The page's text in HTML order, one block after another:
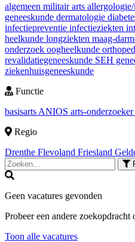
algemeen militair arts
geneeskunde dermatologie
infectiepreventie infectieziekten
heelkunde longziekten maag-
onderzoek oogheelkunde
revalidatiegeneeskunde SEH
ziekenhuisgeneeskunde
Functie
basisarts ANIOS arts-onderzoeker
Regio
Drenthe Flevoland Friesland
Geen vacatures gevonden
Probeer een andere
Toon alle vacatures